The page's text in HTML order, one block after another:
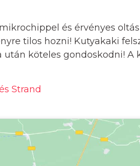
és érvényes
tilos hozni! Kutyakaki
köteles gondoskodni! A
Strand